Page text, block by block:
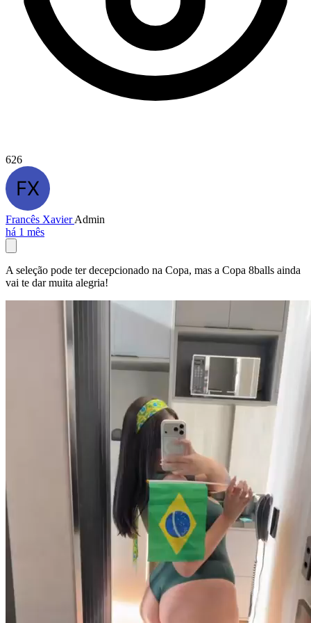
626
Francês XavierAdmin
há 1 mês
A seleção pode ter decepcionado na Copa, mas a Copa 8balls ainda
vai te dar muita alegria!